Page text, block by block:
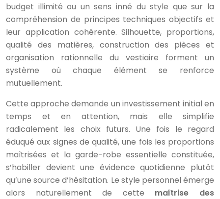
budget illimité ou un sens inné du style que sur la
compréhension de principes techniques objectifs et
leur application cohérente. Silhouette, proportions,
qualité des matières, construction des pièces et
organisation rationnelle du vestiaire forment un
système où chaque élément se renforce
mutuellement.
Cette approche demande un investissement initial en
temps et en attention, mais elle simplifie
radicalement les choix futurs. Une fois le regard
éduqué aux signes de qualité, une fois les proportions
maîtrisées et la garde-robe essentielle constituée,
s’habiller devient une évidence quotidienne plutôt
qu’une source d’hésitation. Le style personnel émerge
alors naturellement de cette maîtrise des